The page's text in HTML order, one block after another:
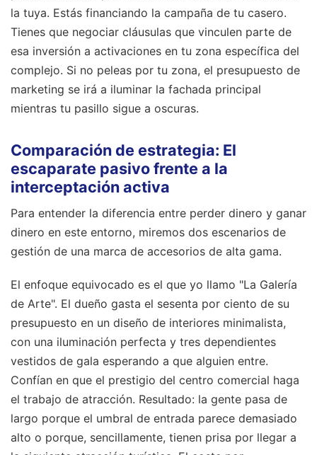
la tuya. Estás financiando la campaña de tu casero.
Tienes que negociar cláusulas que vinculen parte de
esa inversión a activaciones en tu zona específica del
complejo. Si no peleas por tu zona, el presupuesto de
marketing se irá a iluminar la fachada principal
mientras tu pasillo sigue a oscuras.
Comparación de estrategia: El
escaparate pasivo frente a la
interceptación activa
Para entender la diferencia entre perder dinero y ganar
dinero en este entorno, miremos dos escenarios de
gestión de una marca de accesorios de alta gama.
El enfoque equivocado es el que yo llamo "La Galería
de Arte". El dueño gasta el sesenta por ciento de su
presupuesto en un diseño de interiores minimalista,
con una iluminación perfecta y tres dependientes
vestidos de gala esperando a que alguien entre.
Confían en que el prestigio del centro comercial haga
el trabajo de atracción. Resultado: la gente pasa de
largo porque el umbral de entrada parece demasiado
alto o porque, sencillamente, tienen prisa por llegar a